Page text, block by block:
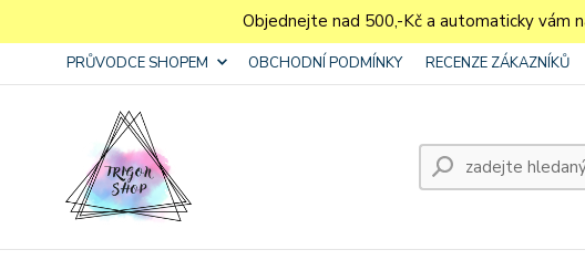
Objednejte nad 500,-Kč a automaticky vám
PRŮVODCE SHOPEM OBCHODNÍ PODMÍNKY RECENZE ZÁKAZNÍKŮ